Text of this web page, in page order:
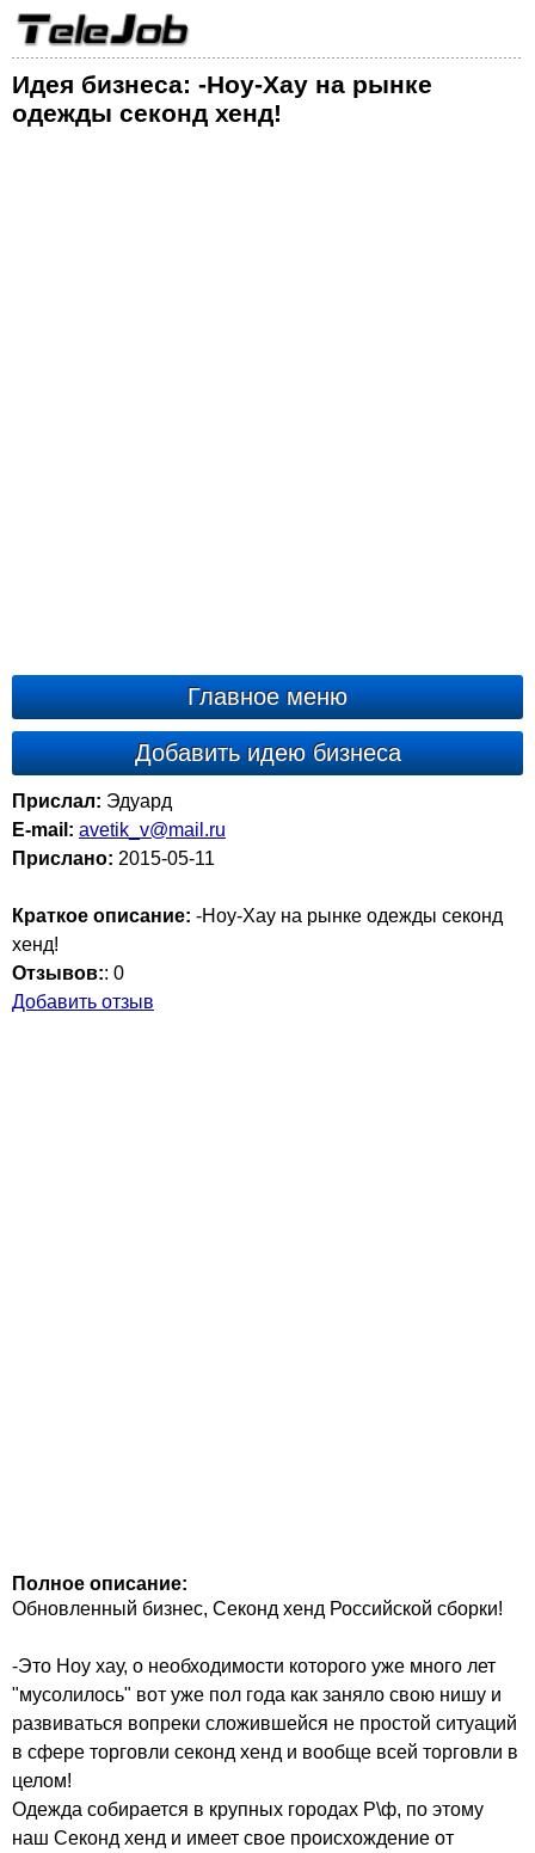
Идея бизнеса: -Ноу-Хау на рынке
одежды секонд хенд!
Главное меню
Добавить идею бизнеса
Прислал: Эдуард
E-mail: avetik_v@mail.ru
Прислано: 2015-05-11
Краткое описание: -Ноу-Хау на рынке одежды секонд
хенд!
Отзывов:: 0
Добавить отзыв
Полное описание:
Обновленный бизнес, Секонд хенд Российской сборки!
-Это Ноу хау, о необходимости которого уже много лет
"мусолилось" вот уже пол года как заняло свою нишу и
развиваться вопреки сложившейся не простой ситуаций
в сфере торговли секонд хенд и вообще всей торговли в
целом!
Одежда собирается в крупных городах Р\ф, по этому
наш Секонд хенд и имеет свое происхождение от